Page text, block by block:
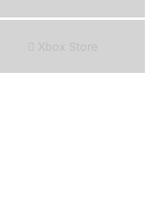
Xbox Store